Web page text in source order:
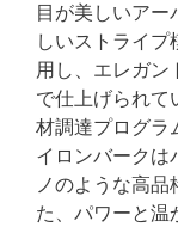
目が美しいアー
しいストライ
用し、エレガン
で仕上げられて
材調達プログラ
イロンバークは
ノのような高
た、パワーと温